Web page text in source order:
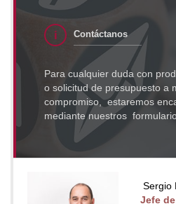
Contáctanos
Para cualquier duda con
o solicitud de presupuesto a
compromiso, estaremos
mediante nuestros
Sergio
Jefe